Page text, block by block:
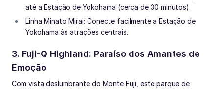
até a Estação de Yokohama (cerca de 30 minutos).
Linha Minato Mirai: Conecte facilmente a Estação de
Yokohama às atrações centrais.
3. Fuji-Q Highland: Paraíso dos Amantes de
Emoção
Com vista deslumbrante do Monte Fuji, este parque de